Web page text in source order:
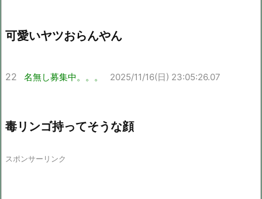
可愛いヤツおらんやん
22 名無し募集中。。。 2025/11/16(日) 23:05:26.07
毒リンゴ持ってそうな顔
スポンサーリンク